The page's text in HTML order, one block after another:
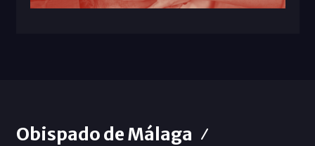
Obispado de Málaga